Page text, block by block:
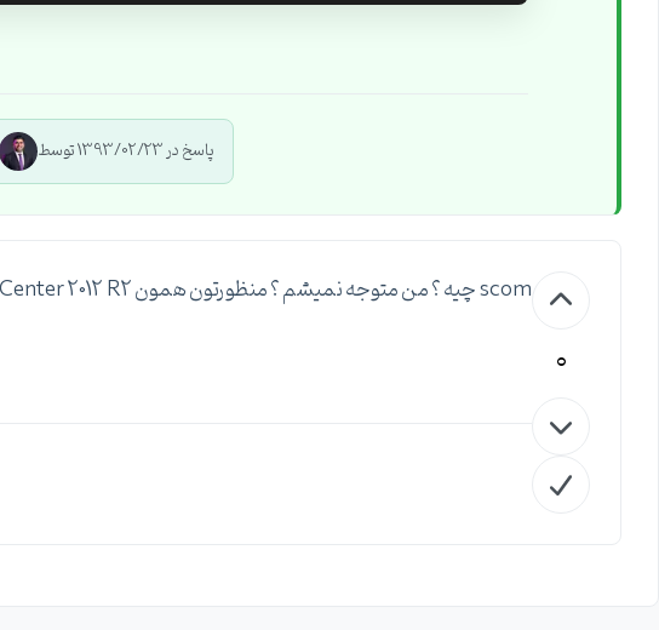
پاسخ در 1393/02/23 توسط
0
scom چیه ؟ من متوجه نمیشم ؟ منظورتون همون Microsoft System Center 2012 R2 هست !